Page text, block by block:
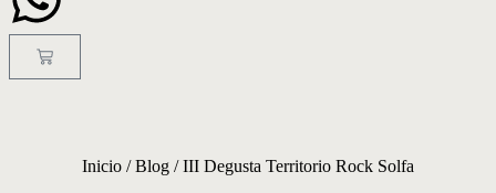
Inicio /Blog /III Degusta Territorio Rock Solfa